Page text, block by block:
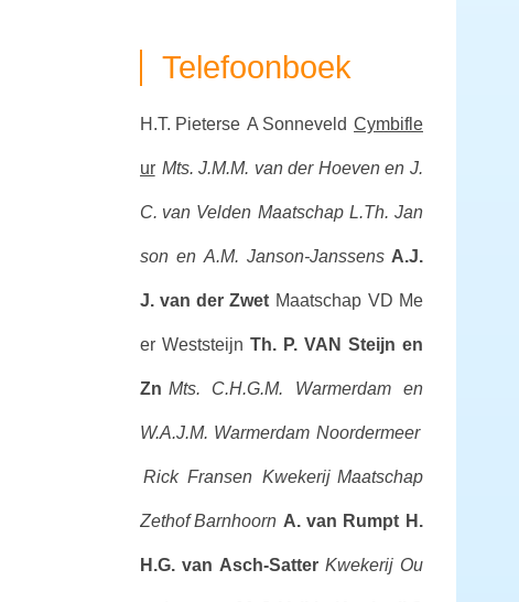
Telefoonboek
H.T. Pieterse A Sonneveld Cymbifle
ur Mts. J.M.M. van der Hoeven en J.
C. van Velden Maatschap L.Th. Jan
son en A.M. Janson-Janssens A.J.
J. van der Zwet Maatschap VD Me
er Weststeijn Th. P. VAN Steijn en
Zn Mts. C.H.G.M. Warmerdam en
W.A.J.M. Warmerdam Noordermeer
Rick Fransen Kwekerij Maatschap
Zethof Barnhoorn A. van Rumpt H.
H.G. van Asch-Satter Kwekerij Ou